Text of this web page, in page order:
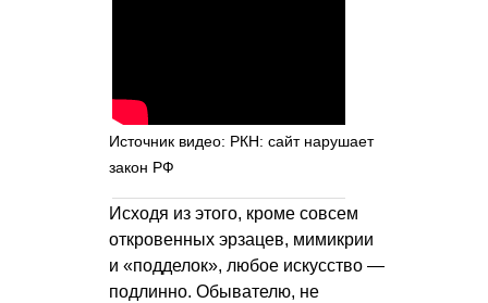
Источник видео: РКН: сайт нарушает
закон РФ
Исходя из этого, кроме совсем
откровенных эрзацев, мимикрии
и «подделок», любое искусство —
подлинно. Обывателю, не